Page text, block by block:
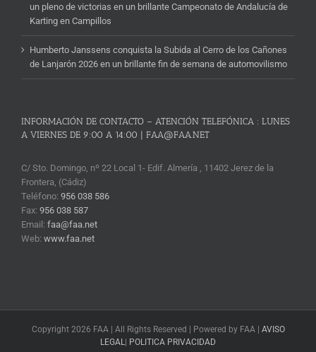
un pleno de victorias en un brillante Campeonato de Andalucía de
Karting en Campillos
Humberto Janssens conquista la Subida al Cerro de los Cañones
de Lanjarón 2026 en un brillante fin de semana de automovilismo
INFORMACIÓN DE CONTACTO – ATENCIÓN TELEFÓNICA : LUNES
A VIERNES DE 9:00 A 14:00 | FAA@FAA.NET
C/ Sto. Domingo, nº 22 Local 1- Edif. Almería , 11402 Jerez de la
Frontera, (Cádiz)
Teléfono: 956 038 586
Fax: 956 038 587
Email: faa@faa.net
Web: www.faa.net
Copyright 2026 FAA | All Rights Reserved | Powered by FAA | AVISO
LEGAL | POLITICA PRIVACIDAD